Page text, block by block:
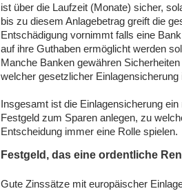
ist über die Laufzeit (Monate) sicher,
bis zu diesem Anlagebetrag greift die
Entschädigung vornimmt falls eine
auf ihre Guthaben ermöglicht werden
Manche Banken gewähren
welcher gesetzlicher
Insgesamt ist die Einlagensicherung
Festgeld zum Sparen anlegen, zu
Entscheidung immer eine Rolle spielen.
Festgeld, das eine ordentliche
Gute Zinssätze mit europäischer